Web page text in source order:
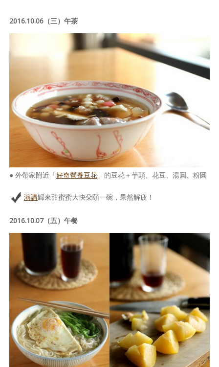
2016.10.06（三）午茶
● 外帶家附近「好奇營養豆花 」的豆花＋芋頭、花豆、湯圓、粉圓
演講歸來甜蜜蜜大快朵頤一碗，果然解疲！
2016.10.07（五）午餐